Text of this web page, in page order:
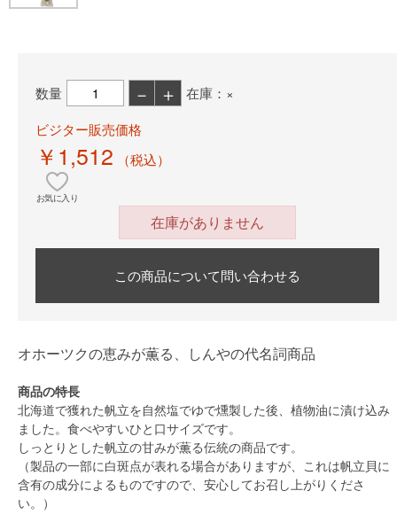
数量 － ＋
在庫：×
ビジター販売価格
￥1,512 （税込）
お気に入り
在庫がありません
この商品について問い合わせる
オホーツクの恵みが薫る、しんやの代名詞商品
商品の特長
北海道で獲れた帆立を自然塩でゆで燻製した後、植物油に漬け込み
ました。食べやすいひと口サイズです。
しっとりとした帆立の甘みが薫る伝統の商品です。
（製品の一部に白斑点が表れる場合がありますが、これは帆立貝に
含有の成分によるものですので、安心してお召し上がりくださ
い。）